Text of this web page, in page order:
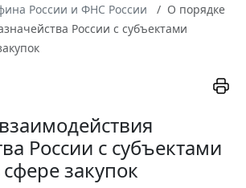
России и ФНС России
О порядке
России с субъектами
России с субъектами
закупок